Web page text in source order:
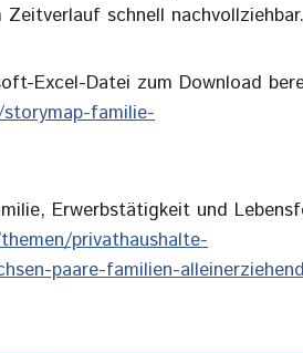
schnell nachvollziehbar.
Excel-Datei zum Download
familie-
Erwerbstätigkeit und
privathaushalte-
paare-familien-